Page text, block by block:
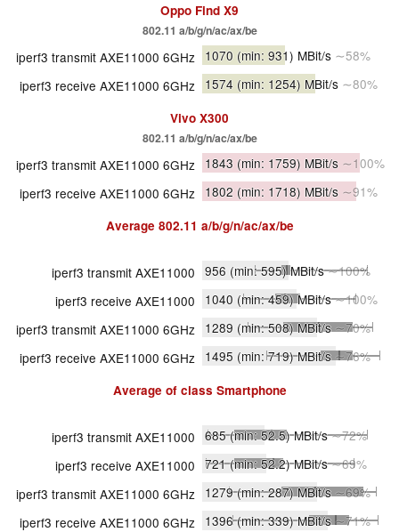
Oppo Find X9
802.11 a/​b/​g/​n/​ac/​ax/​be
iperf3 transmit AXE11000 6GHz 1070 (min: 931) MBit/s ∼58%
iperf3 receive AXE11000 6GHz
1574 (min: 1254) MBit/s ∼80%
Vivo X300
802.11 a/​b/​g/​n/​ac/​ax/​be
iperf3 transmit AXE11000 6GHz 1843 (min: 1759) MBit/s ∼100%
iperf3 receive AXE11000 6GHz
1802 (min: 1718) MBit/s ∼91%
Average 802.11 a/​b/​g/​n/​ac/​ax/​be
iperf3 transmit AXE11000 956 (min: 595)MBit/s∼100%
iperf3 receive AXE11000
1040 (min: 459)MBit/s∼100%
iperf3 transmit AXE11000 6GHz
1289 (min: 508)MBit/s∼70%
iperf3 receive AXE11000 6GHz
1495 (min: 719)MBit/s∼76%
Average of class Smartphone
iperf3 transmit AXE11000 685(min: 52.5)MBit/s∼72%
iperf3 receive AXE11000 721(min: 52.2)MBit/s∼69%
iperf3 transmit AXE11000 6GHz
1279(min: 287)MBit/s∼69%
iperf3 receive AXE11000 6GHz
1396(min: 339)MBit/s∼71%